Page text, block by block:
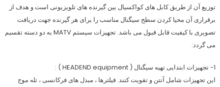
توزیع آن از طریق کابل های کواکسیال بین گیرنده های تلویزیونی است و هدف از
برقراری آن محیا کردن سطح سیگنال مناسب را برای هر گیرنده جهت دریافت
تصویری با کیفیت قابل قبول می باشد. تجهیزات سیستم MATV به دو دسته تقسیم
می گردد:
1- تجهیزات ابتدایی تهیه سیگنال ( HEADEND equipment ) :
این تجهیزات شامل آنتن و تقویت کنند. فیلترها ، مبدل های فرکانسی ، تله موج